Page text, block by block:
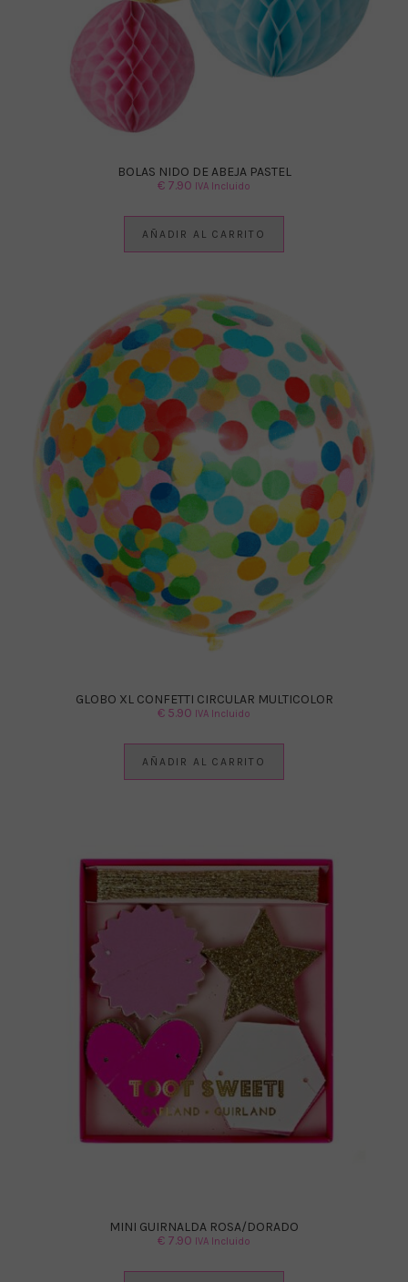
BOLAS NIDO DE ABEJA PASTEL
€ 7.90 IVA Incluido
AÑADIR AL CARRITO
GLOBO XL CONFETTI CIRCULAR MULTICOLOR
€ 5.90 IVA Incluido
AÑADIR AL CARRITO
MINI GUIRNALDA ROSA/DORADO
€ 7.90 IVA Incluido